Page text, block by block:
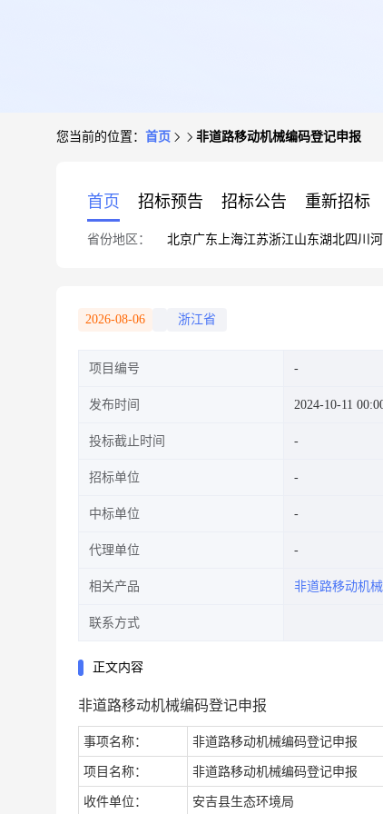
您当前的位置： 首页 非道路移动机械编码登记申报
首页 招标预告 招标公告 重新招标
省份地区： 北京广东 上海江苏浙江山东湖北四川
2026-08-06 浙江省
项目编号
发布时间 2024-10-11
投标截止时间
招标单位
中标单位
代理单位
相关产品 非道路移动机
联系方式
正文内容
非道路移动机械编码登记申报
事项名称： 非道路移动机械编码登记申报
项目名称： 非道路移动机械编码登记申报
收件单位： 安吉县生态环境局